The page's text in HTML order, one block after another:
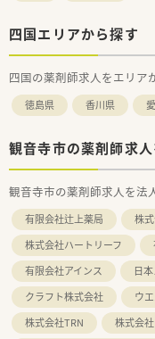
四国エリアから探す
四国の薬剤師求人をエリア
徳島県 香川県
観音寺市の薬剤師求
観音寺市の薬剤師求人を法
有限会社辻上薬局 株
株式会社ハートリーフ
有限会社アインス
日
クラフト株式会社
ウ
株式会社TRN
株式会